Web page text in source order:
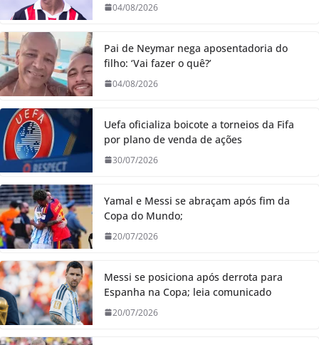
04/08/2026
Pai de Neymar nega aposentadoria do
filho: ‘Vai fazer o quê?’
04/08/2026
Uefa oficializa boicote a torneios da Fifa
por plano de venda de ações
30/07/2026
Yamal e Messi se abraçam após fim da
Copa do Mundo;
20/07/2026
Messi se posiciona após derrota para
Espanha na Copa; leia comunicado
20/07/2026